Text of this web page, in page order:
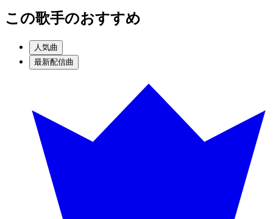
この歌手のおすすめ
人気曲
最新配信曲